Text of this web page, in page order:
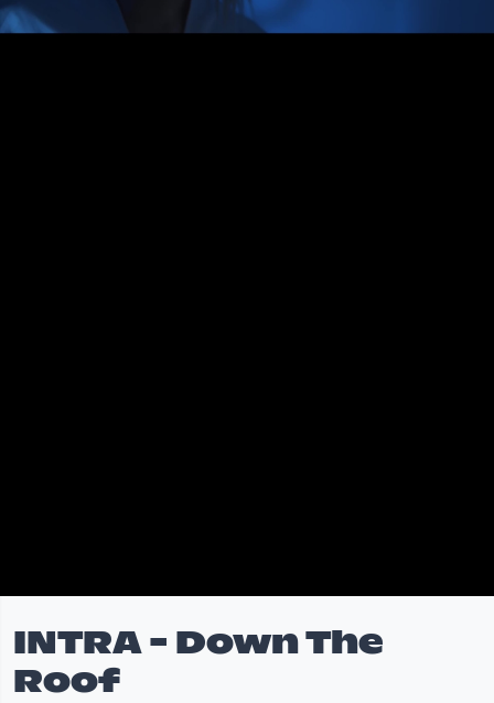
INTRA - Down The
Roof